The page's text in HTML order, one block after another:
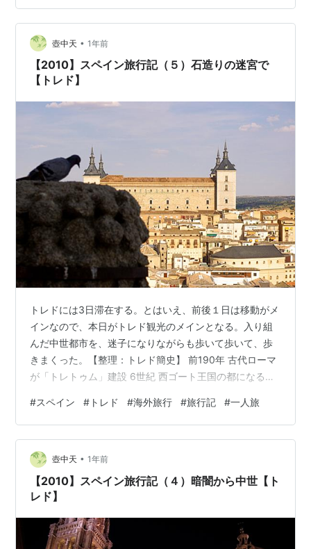
で最も有名な展望台ミラドール・デル・バジェ（Mirador
del Valle）から旧市街全体を望む…
壺中天 • 1年前
【2010】スペイン旅行記（５）石造りの迷宮で
【トレド】
トレドには3日滞在する。とはいえ、前後１日は移動がメ
インなので、本日がトレド観光のメインとなる。入り組
んだ中世都市を、迷子になりながらも歩いて歩いて、歩
きまくった。【整理：トレド簡史】 前190年 古代ローマ
が「トレトゥム」建設 6世紀 西ゴート王国の都になる
による再征服 1561年 フェリペ2世のマドリード遷都 朝の
散歩 門から門へ【バルマルドン門、太陽の門】 城壁ウォ
ーク【新旧ビサグラ門】 ワクワク小路【コベルティソス
通り】 他者のいるスペイン 「共存」のスペイン 「純
血」のスペイン エル・グレコとカテドラル 名画と隙間の
鐘楼 …
#スペイン # トレド #海外旅行 #旅行記 #一人旅
壺中天 • 1年前
【2010】スペイン旅行記（４）暗闇から中世【ト
レド】